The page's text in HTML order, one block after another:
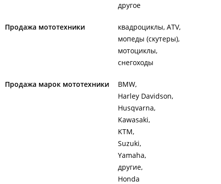
другое
Продажа мототехники
квадроциклы, ATV
мопеды (скутеры)
мотоциклы
снегоходы
Продажа марок мототехники
BMW
Harley Davidson
Husqvarna
Kawasaki
KTM
Suzuki
Yamaha
другие
Honda